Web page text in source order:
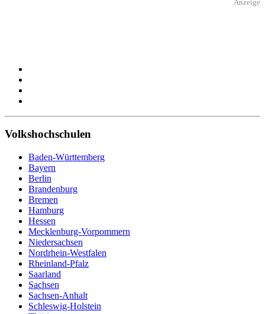
Anzeige
Volkshochschulen
Baden-Württemberg
Bayern
Berlin
Brandenburg
Bremen
Hamburg
Hessen
Mecklenburg-Vorpommern
Niedersachsen
Nordrhein-Westfalen
Rheinland-Pfalz
Saarland
Sachsen
Sachsen-Anhalt
Schleswig-Holstein